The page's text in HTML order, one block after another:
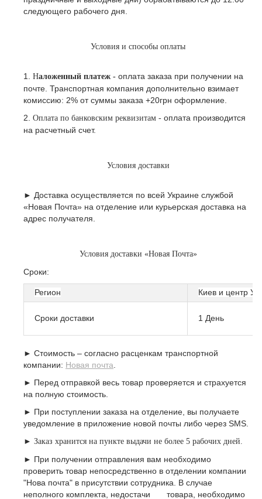
следующего рабочего дня.
Условия и способы оплаты
1. Наложенный платеж - оплата заказа при получении на
почте. Транспортная компания дополнительно взимает
комиссию: 2% от суммы заказа +20грн оформление.
2. Оплата по банковским реквизитам - оплата производится
на расчетный счет.
Условия доставки
► Доставка осуществляется по всей Украине службой
«Новая Почта» на отделение или курьерская доставка на
адрес получателя.
Условия доставки «Новая Почта»
Сроки:
Регион Киев и центр
Сроки доставки 1 День
► Стоимость – согласно расценкам транспортной
компании: Новая почта
► Перед отправкой весь товар проверяется и страхуется
на полную стоимость.
► При поступлении заказа на отделение, вы получаете
уведомление в приложение новой почты либо через SMS.
► Заказ хранится на пункте выдачи не более 5 рабочих дней.
► При получении отправления вам необходимо
проверить товар непосредственно в отделении компании
"Нова почта" в присутствии сотрудника. В случае
неполного комплекта, недостачи товара, необходимо